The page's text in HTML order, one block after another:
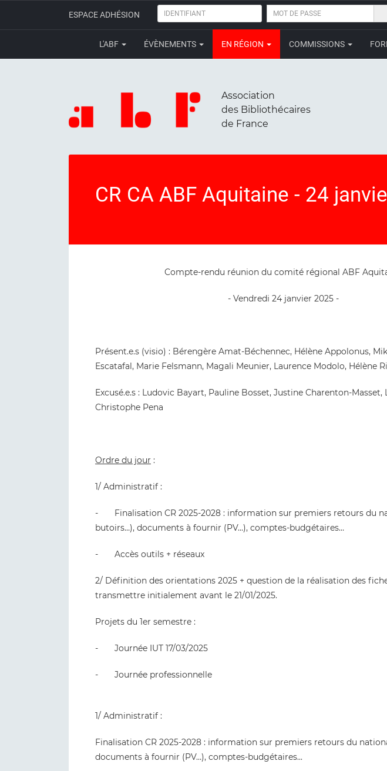
ESPACE ADHÉSION IDENTIFIANT
MOT
PASSE
L'ABF ÉVÈNEMENTS EN RÉGION COMMISSIONS
Association
des Bibliothécaires
de France
CR CA ABF Aquitaine - 24
Compte-rendu réunion du comité régional ABF
- Vendredi 24 janvier 2025 -
Présent.e.s (visio) : Bérengère Amat-Béchennec, Hélène Appolonus,
Escatafal, Marie Felsmann, Magali Meunier, Laurence Modolo, Hélène
Excusé.e.s : Ludovic Bayart, Pauline Bosset, Justine Charenton-Masset,
Christophe Pena
Ordre du jour :
1/ Administratif :
- Finalisation CR 2025-2028 : information sur premiers retours du
butoirs…), documents à fournir (PV…), comptes-budgétaires…
- Accès outils + réseaux
2/ Définition des orientations 2025 + question de la réalisation des
transmettre initialement avant le 21/01/2025.
Projets du 1er semestre :
- Journée IUT 17/03/2025
- Journée professionnelle
1/ Administratif :
Finalisation CR 2025-2028 : information sur premiers retours du
documents à fournir (PV…), comptes-budgétaires...